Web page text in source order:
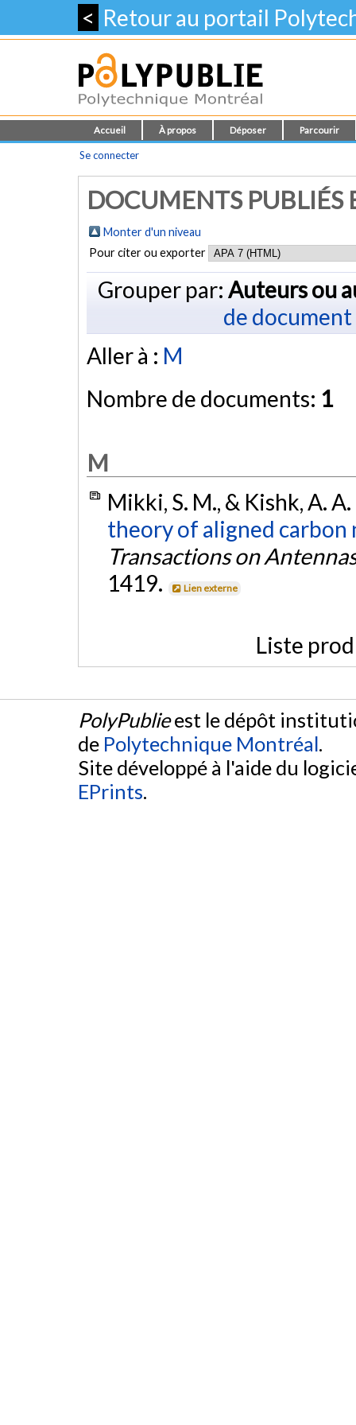
< Retour au portail
Accueil À propos Déposer Parcourir
Se connecter
DOCUMENTS PUBLIÉS
Monter d'un niveau
Pour citer ou exporter
Grouper par: Auteurs ou
de document
Aller à : M
Nombre de documents: 1
M
Mikki, S. M., & Kishk, A.
theory of aligned carbon
Transactions on
1419.
Lien externe
Liste
PolyPublieest le dépôt
de Polytechnique Montréal.
Site développé à l'aide du
EPrints.